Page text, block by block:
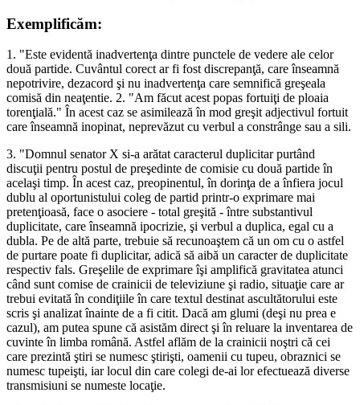
Exemplificăm:
1. "Este evidentă inadvertenţa dintre punctele de vedere ale celor
două partide. Cuvântul corect ar fi fost discrepanţă, care înseamnă
nepotrivire, dezacord şi nu inadvertenţa care semnifică greşeala
comisă din neaţentie. 2. "Am făcut acest popas fortuiţi de ploaia
torenţială." În acest caz se asimilează în mod greşit adjectivul fortuit
care înseamnă inopinat, neprevăzut cu verbul a constrânge sau a sili.
3. "Domnul senator X si-a arătat caracterul duplicitar purtând
discuţii pentru postul de preşedinte de comisie cu două partide în
acelaşi timp. În acest caz, preopinentul, în dorinţa de a înfiera jocul
dublu al oportunistului coleg de partid printr-o exprimare mai
pretenţioasă, face o asociere - total greşită - între substantivul
duplicitate, care înseamnă ipocrizie, şi verbul a duplica, egal cu a
dubla. Pe de altă parte, trebuie să recunoaştem că un om cu o astfel
de purtare poate fi duplicitar, adică să aibă un caracter de duplicitate
respectiv fals. Greşelile de exprimare îşi amplifică gravitatea atunci
când sunt comise de crainicii de televiziune şi radio, situaţie care ar
trebui evitată în condiţiile în care textul destinat ascultătorului este
scris şi analizat înainte de a fi citit. Dacă am glumi (deşi nu prea e
cazul), am putea spune că asistăm direct şi în reluare la inventarea de
cuvinte în limba română. Astfel aflăm de la crainicii noştri că cei
care prezintă ştiri se numesc ştirişti, oamenii cu tupeu, obraznici se
numesc tupeişti, iar locul din care colegi de-ai lor efectuează diverse
transmisiuni se numeste locaţie.